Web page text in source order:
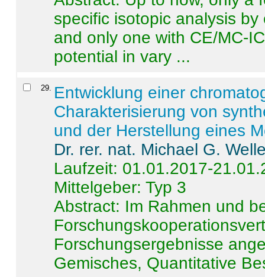
specific isotopic analysis
and only one with CE/MC-
potential in vary ...
29. Entwicklung einer
Charakterisierung von
und der Herstellung eines
Dr. rer. nat. Michael G.
Laufzeit: 01.01.2017-
Mittelgeber: Typ 3
Abstract: Im Rahmen und
Forschungsergebnisse
Gemisches, Quantitative